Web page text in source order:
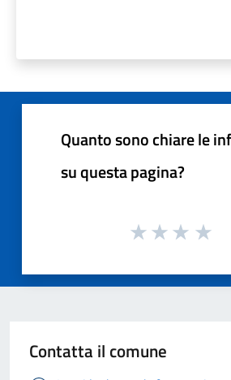
Quanto sono chiare le
su questa pagina?
Contatta il comune